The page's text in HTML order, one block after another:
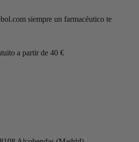
siempre un farmacéutico te
a partir de 40 €